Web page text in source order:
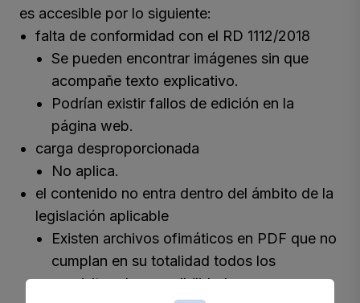
es accesible por lo siguiente:
falta de conformidad con el RD 1112/2018
Se pueden encontrar imágenes sin que
acompañe texto explicativo.
Podrían existir fallos de edición en la
página web.
carga desproporcionada
No aplica.
el contenido no entra dentro del ámbito de la
legislación aplicable
Existen archivos ofimáticos en PDF que no
cumplan en su totalidad todos los
requisitos de accesibilidad.